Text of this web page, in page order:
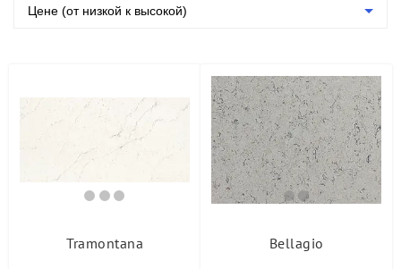
Ширина, мм
Группа
Цене (от низкой к высокой)
Tramontana Bellagio